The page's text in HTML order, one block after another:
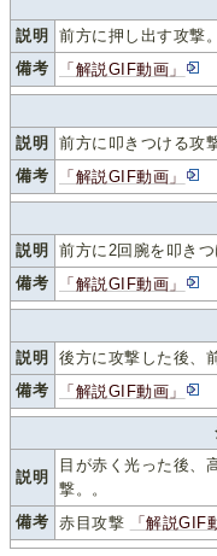
説明
前方に押し出す攻撃。
備考
「解説GIF動画」
説明
前方に叩きつける攻撃
備考
「解説GIF動画」
説明
前方に2回腕を叩きつ
備考
「解説GIF動画」
説明
後方に攻撃した後、
備考
「解説GIF動画」
説明
目が赤く光った後、
撃。。
備考 赤目攻撃 「解説GIF